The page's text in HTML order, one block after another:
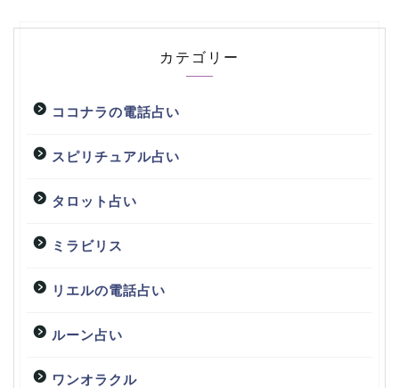
カテゴリー
ココナラの電話占い
スピリチュアル占い
タロット占い
ミラビリス
リエルの電話占い
ルーン占い
ワンオラクル